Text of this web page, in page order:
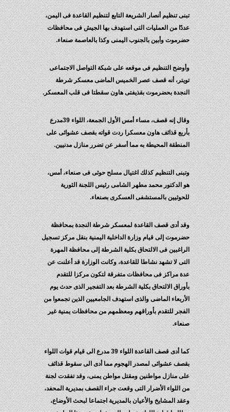
تبنى تنظيم أنصار الشريعة التابع لتنظيم القاعدة فى اليمن،
عددًا من العمليات التى استهدف بها الجيش فى محافظات
حضرموت وأبين بالجنوب اليمنى وكذا بالعاصمة صنعاء.
وأوضح التنظيم فى موقعه على شبكة التواصل الاجتماعى
تويتر، أنه قصف عصر الخميس الماضى معسكر شرطة
النجدة بحضرموت بقذيفتى هاون سقطتا فى قلب المعسكر.
وقال إنه قصف، مساء أمس الأول الجمعة، اللواء 39مدرع
بأربع قذائف هاون معسكرا ردت قواته بقصف عشوائى على
المنطقة المحيطة به مما أسفر عن تضرر منازل مدنيين.
وتبنى التنظيم كذلك اغتيال مسلح حوثى فى صنعاء، أمس،
هو الدكتور محمد مطهر الشامى رئيس اللجنة الثورية
للحوثيين بالمستشفى العسكرى بصنعاء.
وقد أدى قصف القاعدة لمعسكر شرطة النجدة بمحافظة
حضرموت إلى قيام وزارة الداخلية اليمنية بنقل مركز تسجيل
الراغبين فى الالتحاق بكلية الشرطة إلى محافظة المهرة
التى لا تشهد نشاطا للقاعدة، وكانت الوزارة قد أعلنت عن
عدة مراكز فى محافظات متفرقة لتكون مركزا للتقدم
بأوراق الالتحاق بكلية الشرطة بعد التفجير الذى حدث يوم
الأربعاء الماضى والذى استهدف الجامعيين الذين تجمعوا من
الفجر للتقدم بأوراقهم ومعظمهم من محافظات يمنية غير
صنعاء.
كما أدى قصف القاعدة اللواء 39 مدرع الى قيام قوات اللواء
بقصف عشوائى لمصدر الهجوم مما أدى الى سقوط قذائف
على منازل مواطنين ومقتل مواطن يمنى، وقد تفقدت لجنة
من اللواء الأضرار التى وقعت جراء القصف بمديرية المحفد،
وعقد المشايخ والأعيان بالمديرية اجتماعا لبحث الأوضاع،